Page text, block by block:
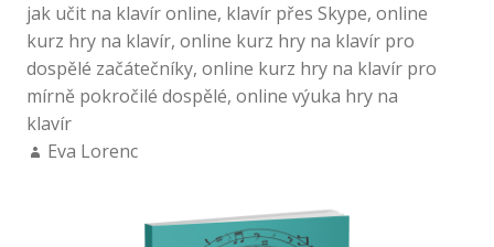
jak učit na klavír online, klavír přes Skype, online
kurz hry na klavír, online kurz hry na klavír pro
dospělé začátečníky, online kurz hry na klavír pro
mírně pokročilé dospělé, online výuka hry na
klavír
Eva Lorenc